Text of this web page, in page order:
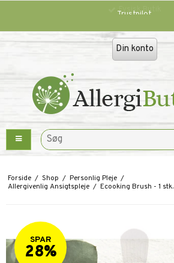
Trustpilot
Din konto
Forside / Shop / Personlig Pleje /
Allergivenlig Ansigtspleje / Ecooking Brush - 1 stk.
SPAR
28%